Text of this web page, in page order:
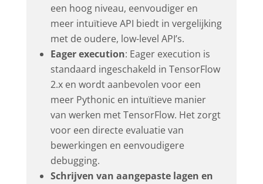
een hoog niveau, eenvoudiger en
meer intuïtieve API biedt in vergelijking
met de oudere, low-level API’s.
Eager execution: Eager execution is
standaard ingeschakeld in TensorFlow
2.x en wordt aanbevolen voor een
meer Pythonic en intuïtieve manier
van werken met TensorFlow. Het zorgt
voor een directe evaluatie van
bewerkingen en eenvoudigere
debugging.
Schrijven van aangepaste lagen en